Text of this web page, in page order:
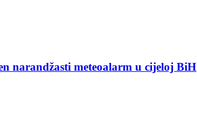
narandžasti meteoalarm u cijeloj BiH